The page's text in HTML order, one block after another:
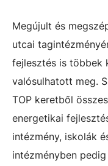
Megújult és
utcai
fejlesztés is többek
valósulhatott meg.
TOP keretből
energetikai
intézmény, iskolák
intézményben